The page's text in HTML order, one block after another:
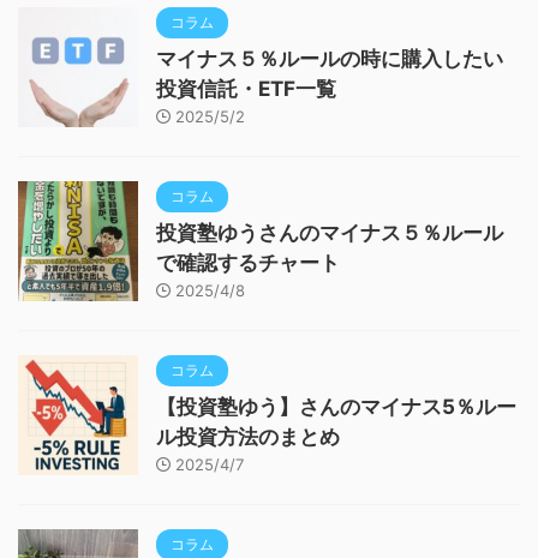
コラム
マイナス５％ルールの時に購入したい
投資信託・ETF一覧
2025/5/2
コラム
投資塾ゆうさんのマイナス５％ルール
で確認するチャート
2025/4/8
コラム
【投資塾ゆう】さんのマイナス5％ルー
ル投資方法のまとめ
2025/4/7
コラム